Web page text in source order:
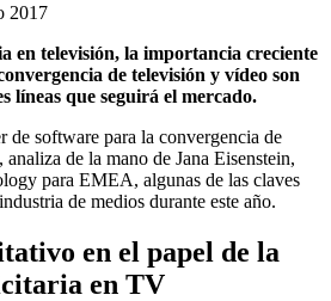
2017
en televisión, la importancia creciente
de televisión y vídeo son
líneas que seguirá el mercado.
de software para la convergencia de
de la mano de Jana Eisenstein,
para EMEA, algunas de las claves
de medios durante este año.
en el papel de la
en TV